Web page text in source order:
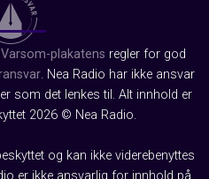
plakatens regler for god
. Nea Radio har ikke ansvar
som det lenkes til. Alt innhold er
2026 © Nea Radio.
og kan ikke viderebenyttes